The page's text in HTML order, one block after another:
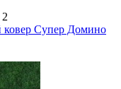
2
ковер Супер Домино